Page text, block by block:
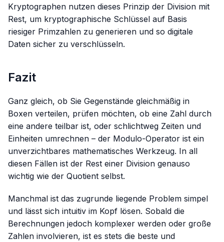
Kryptographen nutzen dieses Prinzip der Division mit
Rest, um kryptographische Schlüssel auf Basis
riesiger Primzahlen zu generieren und so digitale
Daten sicher zu verschlüsseln.
Fazit
Ganz gleich, ob Sie Gegenstände gleichmäßig in
Boxen verteilen, prüfen möchten, ob eine Zahl durch
eine andere teilbar ist, oder schlichtweg Zeiten und
Einheiten umrechnen – der Modulo-Operator ist ein
unverzichtbares mathematisches Werkzeug. In all
diesen Fällen ist der Rest einer Division genauso
wichtig wie der Quotient selbst.
Manchmal ist das zugrunde liegende Problem simpel
und lässt sich intuitiv im Kopf lösen. Sobald die
Berechnungen jedoch komplexer werden oder große
Zahlen involvieren, ist es stets die beste und